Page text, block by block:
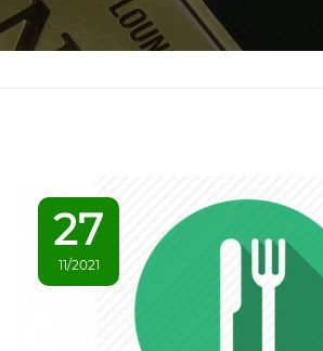
27
11/2021